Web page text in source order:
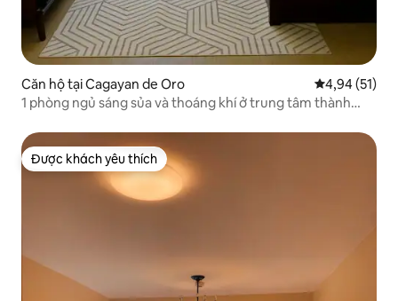
Căn hộ tại Cagayan de Oro Xếp hạng
4,94 (51)
1 phòng ngủ sáng sủa và thoáng khí ở trung tâm thành
Được khách yêu thích
Được khách yêu thích